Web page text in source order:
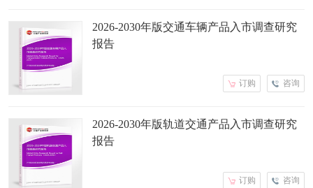
2026-2030年版交通车辆产品入市调查研究
报告
咨询
订购
2026-2030年版轨道交通产品入市调查研究
报告
咨询
订购